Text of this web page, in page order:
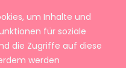
um Inhalte und
für soziale
die Zugriffe auf diese
werden